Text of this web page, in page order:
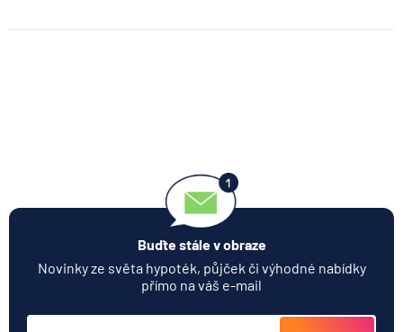
nákladů včetně paušální daně 2026 v rezervě.
Buďte stále v obraze
Novinky ze světa hypoték, půjček či výhodné nabídky
přímo na váš e-mail